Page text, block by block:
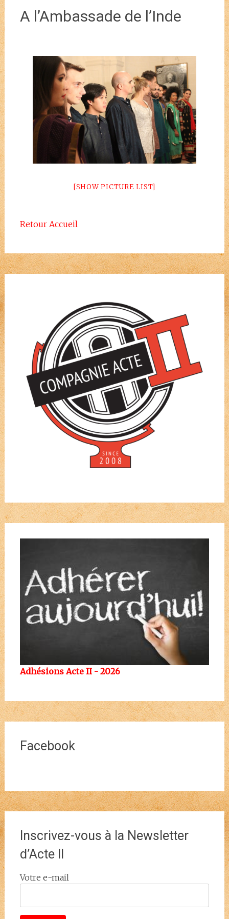
A l’Ambassade de l’Inde
[SHOW PICTURE LIST]
Retour Accueil
Adhésions Acte II - 2026
Facebook
Inscrivez-vous à la Newsletter
d’Acte II
Votre e-mail